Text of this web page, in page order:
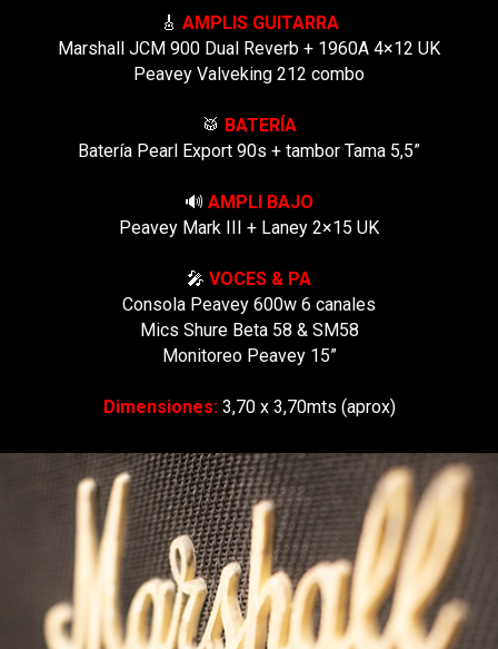
🎸 AMPLIS GUITARRA
Marshall JCM 900 Dual Reverb + 1960A 4×12 UK
Peavey Valveking 212 combo
🥁 BATERÍA
Batería Pearl Export 90s + tambor Tama 5,5”
🔊 AMPLI BAJO
Peavey Mark III + Laney 2×15 UK
🎤 VOCES & PA
Consola Peavey 600w 6 canales
Mics Shure Beta 58 & SM58
Monitoreo Peavey 15”
Dimensiones: 3,70 x 3,70mts (aprox)